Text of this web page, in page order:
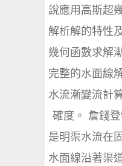
說應用高斯超
解析解的特性
幾何函數求解
完整的水面線
水流漸變流計
確度。 詹錢
是明渠水流在
水面線沿著渠